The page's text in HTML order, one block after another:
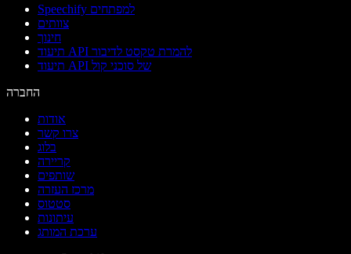
Speechify למפתחים
צוותים
חינוך
תיעוד API להמרת טקסט לדיבור
תיעוד API של סוכני קול
החברה
אודות
צרו קשר
בלוג
קריירה
שותפים
מרכז העזרה
סטטוס
עיתונות
ערכת המותג